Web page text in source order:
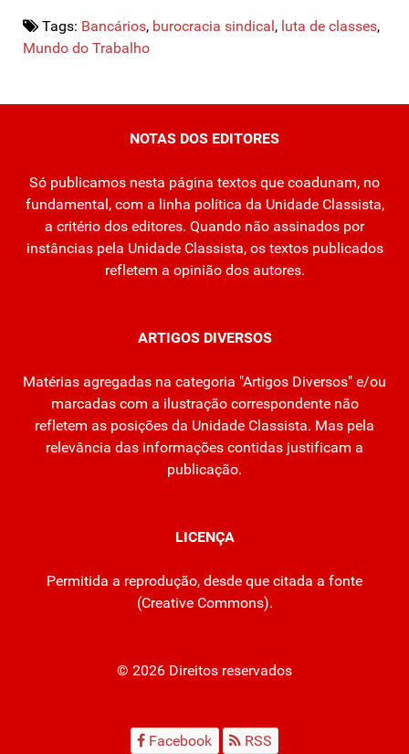
Tags: Bancários, burocracia sindical, luta de classes,
Mundo do Trabalho
NOTAS DOS EDITORES
Só publicamos nesta página textos que coadunam, no
fundamental, com a linha política da Unidade Classista,
a critério dos editores. Quando não assinados por
instâncias pela Unidade Classista, os textos publicados
refletem a opinião dos autores.
ARTIGOS DIVERSOS
Matérias agregadas na categoria "Artigos Diversos" e/ou
marcadas com a ilustração correspondente não
refletem as posições da Unidade Classista. Mas pela
relevância das informações contidas justificam a
publicação.
LICENÇA
Permitida a reprodução, desde que citada a fonte
(Creative Commons).
© 2026 Direitos reservados
Facebook RSS